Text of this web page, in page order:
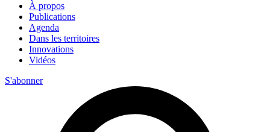
À propos
Publications
Agenda
Dans les territoires
Innovations
Vidéos
S'abonner